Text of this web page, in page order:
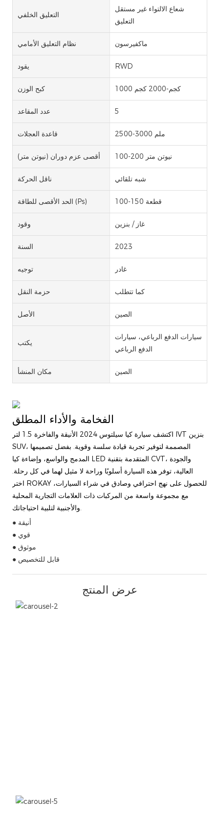
التعليق الخلفي
شعاع الالتواء غير مستقل
التعليق
نظام التعليق الأمامي ماكفيرسون
يقود RWD
كبح الوزن 1000 كجم-2000 كجم
عدد المقاعد 5
قاعدة العجلات 2500-3000 ملم
أقصى عزم دوران (نيوتن متر) 100-200 نيوتن متر
ناقل الحركة شبه تلقائي
الحد الأقصى للطاقة (Ps) 100-150 قطعة
وقود غاز / بنزين
السنة 2023
توجيه غادر
حزمة النقل كما تتطلب
الأصل الصين
يكتب
سيارات الدفع الرباعي، سيارات
الدفع الرباعي
مكان المنشأ الصين
اكتشف سيارة كيا سيلتوس 2024 الأنيقة والفاخرة 1.5 لتر IVT بنزين
SUV، المصممة لتوفير تجربة قيادة سلسة وقوية. بفضل تصميمها
المدمج والواسع، وإضاءة كيا LED المتقدمة بتقنية CVT، والجودة
العالية، توفر هذه السيارة أسلوبًا وراحة لا مثيل لهما في كل رحلة.
اختر ROKAY للحصول على نهج احترافي وصادق في شراء السيارات،
مع مجموعة واسعة من المركبات ذات العلامات التجارية المحلية
والأجنبية لتلبية احتياجاتك.
● أنيقة
● قوي
● موثوق
● قابل للتخصيص
عرض المنتج